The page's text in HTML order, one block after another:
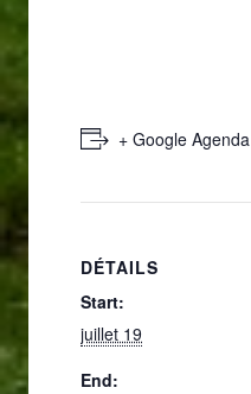
+ Google Agenda
DÉTAILS
Start:
juillet 19
End: